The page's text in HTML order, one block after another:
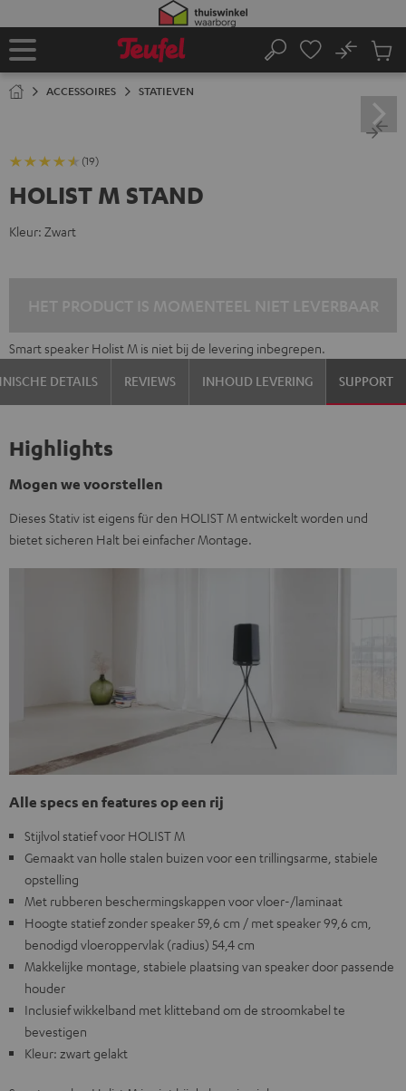
Home
Zoeken
No
ACCESSOIRES STATIEVEN
(19)
HOLIST M STAND
Kleur: Zwart
Smart speaker Holist M is niet bij de levering inbegrepen.
DETAILS
REVIEWS INHOUD LEVERING SUPPORT
Highlights
Mogen we voorstellen
Dieses Stativ ist eigens für den HOLIST M entwickelt worden und
bietet sicheren Halt bei einfacher Montage.
Alle specs en features op een rij
Stijlvol statief voor HOLIST M
Gemaakt van holle stalen buizen voor een trillingsarme, stabiele
opstelling
Met rubberen beschermingskappen voor vloer-/laminaat
Hoogte statief zonder speaker 59,6 cm / met speaker 99,6 cm,
benodigd vloeroppervlak (radius) 54,4 cm
Makkelijke montage, stabiele plaatsing van speaker door passende
houder
Inclusief wikkelband met klitteband om de stroomkabel te
bevestigen
Kleur: zwart gelakt